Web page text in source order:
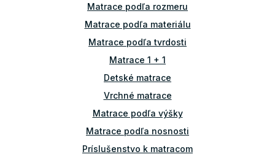
i
e
p
r
v
k
y
v
ý
p
i
s
u
Matrace podľa rozmeru
Matrace podľa materiálu
Matrace podľa tvrdosti
Matrace 1 + 1
Detské matrace
Vrchné matrace
Matrace podľa výšky
Matrace podľa nosnosti
Príslušenstvo k matracom